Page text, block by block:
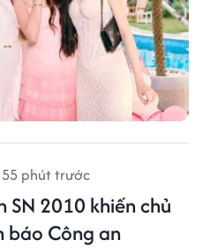
55 phút trước
2010 khiến chủ
báo Công an